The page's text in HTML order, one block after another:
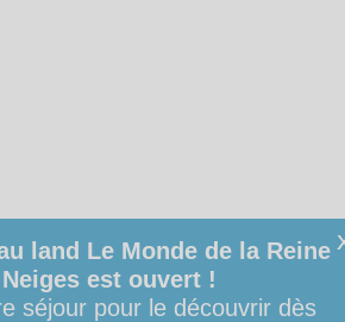
land Le Monde de la Reine
est ouvert !
séjour pour le découvrir dès